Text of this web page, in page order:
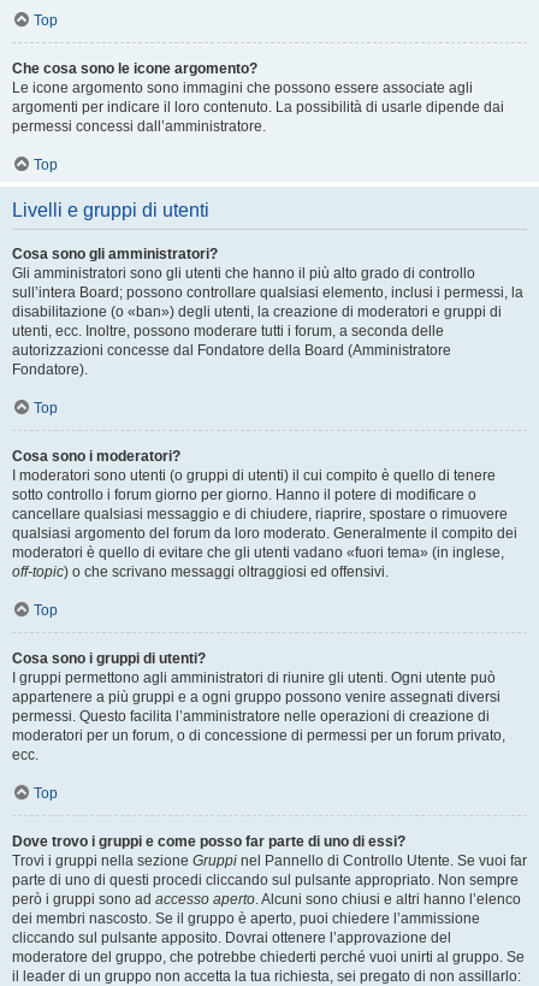
Top
Che cosa sono le icone argomento?
Le icone argomento sono immagini che possono essere associate agli
argomenti per indicare il loro contenuto. La possibilità di usarle dipende dai
permessi concessi dall’amministratore.
Top
Livelli e gruppi di utenti
Cosa sono gli amministratori?
Gli amministratori sono gli utenti che hanno il più alto grado di controllo
sull’intera Board; possono controllare qualsiasi elemento, inclusi i permessi, la
disabilitazione (o «ban») degli utenti, la creazione di moderatori e gruppi di
utenti, ecc. Inoltre, possono moderare tutti i forum, a seconda delle
autorizzazioni concesse dal Fondatore della Board (Amministratore
Fondatore).
Top
Cosa sono i moderatori?
I moderatori sono utenti (o gruppi di utenti) il cui compito è quello di tenere
sotto controllo i forum giorno per giorno. Hanno il potere di modificare o
cancellare qualsiasi messaggio e di chiudere, riaprire, spostare o rimuovere
qualsiasi argomento del forum da loro moderato. Generalmente il compito dei
moderatori è quello di evitare che gli utenti vadano «fuori tema» (in inglese,
off-topic) o che scrivano messaggi oltraggiosi ed offensivi.
Top
Cosa sono i gruppi di utenti?
I gruppi permettono agli amministratori di riunire gli utenti. Ogni utente può
appartenere a più gruppi e a ogni gruppo possono venire assegnati diversi
permessi. Questo facilita l’amministratore nelle operazioni di creazione di
moderatori per un forum, o di concessione di permessi per un forum privato,
ecc.
Top
Dove trovo i gruppi e come posso far parte di uno di essi?
Trovi i gruppi nella sezione Gruppi nel Pannello di Controllo Utente. Se vuoi far
parte di uno di questi procedi cliccando sul pulsante appropriato. Non sempre
però i gruppi sono ad accesso aperto. Alcuni sono chiusi e altri hanno l’elenco
dei membri nascosto. Se il gruppo è aperto, puoi chiedere l’ammissione
cliccando sul pulsante apposito. Dovrai ottenere l’approvazione del
moderatore del gruppo, che potrebbe chiederti perché vuoi unirti al gruppo. Se
il leader di un gruppo non accetta la tua richiesta, sei pregato di non assillarlo: